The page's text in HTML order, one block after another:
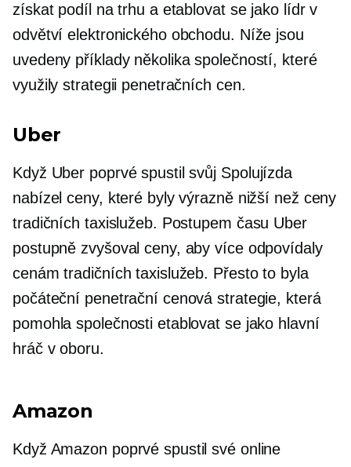
získat podíl na trhu a etablovat se jako lídr v
odvětví elektronického obchodu. Níže jsou
uvedeny příklady několika společností, které
využily strategii penetračních cen.
Uber
Když Uber poprvé spustil svůj Spolujízda
nabízel ceny, které byly výrazně nižší než ceny
tradičních taxislužeb. Postupem času Uber
postupně zvyšoval ceny, aby více odpovídaly
cenám tradičních taxislužeb. Přesto to byla
počáteční penetrační cenová strategie, která
pomohla společnosti etablovat se jako hlavní
hráč v oboru.
Amazon
Když Amazon poprvé spustil své online